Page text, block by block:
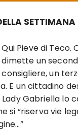
SETTIMANA
Qui Pieve di Teco.
dimette un
consigliere, un
E un cittadino
Gabriella lo
si “riserva vie